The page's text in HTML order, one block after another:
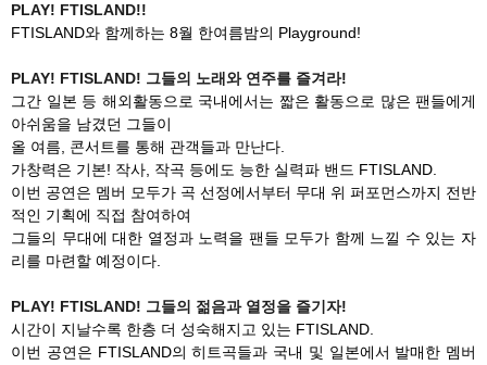
PLAY! FTISLAND!!
FTISLAND와 함께하는 8월 한여름밤의 Playground!
PLAY! FTISLAND! 그들의 노래와 연주를 즐겨라!
그간 일본 등 해외활동으로 국내에서는 짧은 활동으로 많은 팬들에게
아쉬움을 남겼던 그들이
올 여름, 콘서트를 통해 관객들과 만난다.
가창력은 기본! 작사, 작곡 등에도 능한 실력파 밴드 FTISLAND.
이번 공연은 멤버 모두가 곡 선정에서부터 무대 위 퍼포먼스까지 전반
적인 기획에 직접 참여하여
그들의 무대에 대한 열정과 노력을 팬들 모두가 함께 느낄 수 있는 자
리를 마련할 예정이다.
PLAY! FTISLAND! 그들의 젊음과 열정을 즐기자!
시간이 지날수록 한층 더 성숙해지고 있는 FTISLAND.
이번 공연은 FTISLAND의 히트곡들과 국내 및 일본에서 발매한 멤버